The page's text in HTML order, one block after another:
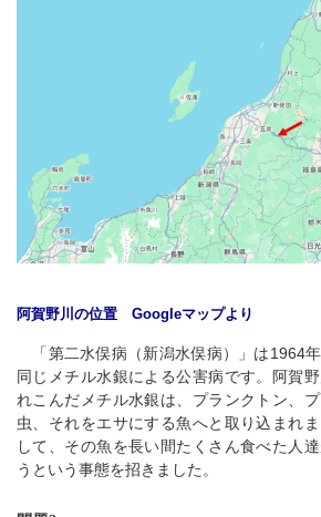
阿賀野川の位置 Googleマップより
「第二水俣病（新潟水俣病）」は1964
同じメチル水銀による公害病です。阿賀
れこんだメチル水銀は、プランクトン、
虫、それをエサにする魚へと取り込まれ
して、その魚を長い間たくさん食べた人
うという事態を招きました。